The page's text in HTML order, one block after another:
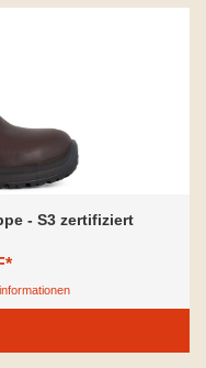
- S3 zertifiziert